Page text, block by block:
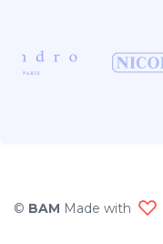
© BAM Made with